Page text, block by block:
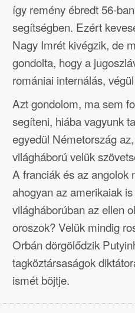
így remény ébredt 56-
segítségben. Ezért
Nagy Imrét kivégzik, de
gondolta, hogy a
romániai internálás,
Azt gondolom, ma sem
segíteni, hiába vagyunk
egyedül Németország
világháború velük
A franciák és az angolok
ahogyan az amerikaiak
világháborúban az ellen
oroszok? Velük mindig
Orbán dörgölődzik
tagköztársaságok
ismét böjtje.